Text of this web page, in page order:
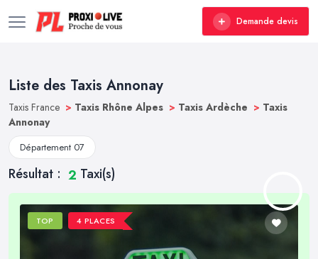
Demande devis
Liste des Taxis Annonay
Taxis France > Taxis Rhône Alpes > Taxis Ardèche > Taxis
Annonay
Département 07
Résultat : 2 Taxi(s)
TOP 4 PLACES